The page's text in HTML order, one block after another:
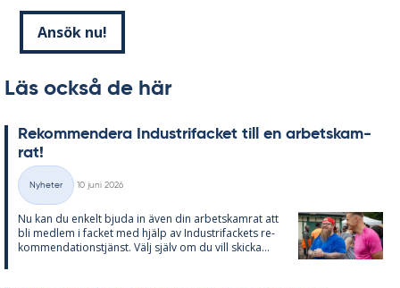
Ansök nu!
Läs också de här
Re­kom­men­de­ra In­du­stri­fac­ket till en ar­bets­kam­
rat!
Kategorier
Nyheter
10 juni 2026
Nu kan du en­kelt bju­da in även din ar­bets­kam­rat att
bli med­lem i fac­ket med hjälp av In­du­stri­fac­kets re­
kom­men­da­tions­tjänst. Välj själv om du vill skic­ka...